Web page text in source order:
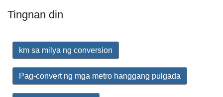
Tingnan din
km sa milya ng conversion
Pag-convert ng mga metro hanggang pulgada